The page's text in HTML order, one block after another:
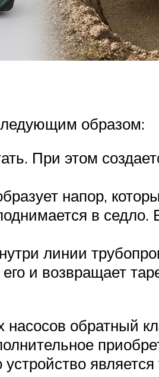
образом:
При этом
напор,
в седло.
линии
и возвращает
обратный